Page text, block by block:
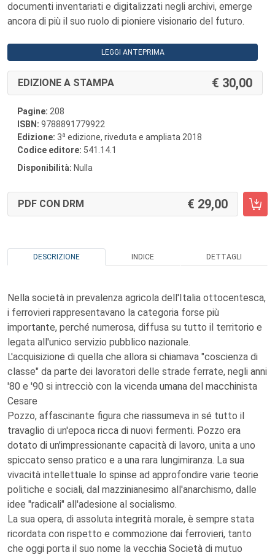
documenti inventariati e digitalizzati negli archivi, emerge
ancora di più il suo ruolo di pioniere visionario del futuro.
LEGGI ANTEPRIMA
EDIZIONE A STAMPA 30,00
Pagine: 208
ISBN: 9788891779922
Edizione: 3a edizione, riveduta e ampliata 2018
Codice editore: 541.14.1
Disponibilità: Nulla
PDF CON DRM 29,00
DESCRIZIONE INDICE DETTAGLI
Nella società in prevalenza agricola dell'Italia ottocentesca,
i ferrovieri rappresentavano la categoria forse più
importante, perché numerosa, diffusa su tutto il territorio e
legata all'unico servizio pubblico nazionale.
L'acquisizione di quella che allora si chiamava "coscienza di
classe" da parte dei lavoratori delle strade ferrate, negli anni
'80 e '90 si intrecciò con la vicenda umana del macchinista
Cesare
Pozzo, affascinante figura che riassumeva in sé tutto il
travaglio di un'epoca ricca di nuovi fermenti. Pozzo era
dotato di un'impressionante capacità di lavoro, unita a uno
spiccato senso pratico e a una rara lungimiranza. La sua
vivacità intellettuale lo spinse ad approfondire varie teorie
politiche e sociali, dal mazzinianesimo all'anarchismo, dalle
idee "radicali" all'adesione al socialismo.
La sua opera, di assoluta integrità morale, è sempre stata
ricordata con rispetto e commozione dai ferrovieri, tanto
che oggi porta il suo nome la vecchia Società di mutuo